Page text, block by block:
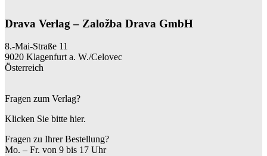
Drava Verlag – Založba Drava GmbH
8.-Mai-Straße 11
9020 Klagenfurt a. W./Celovec
Österreich
Fragen zum Verlag?
Klicken Sie bitte hier.
Fragen zu Ihrer Bestellung?
Mo. – Fr. von 9 bis 17 Uhr